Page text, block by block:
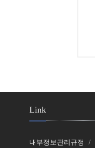
Link
내부정보관리규정